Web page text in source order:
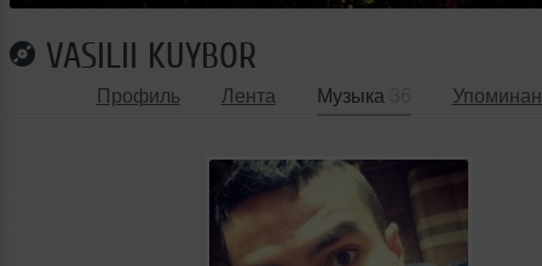
VASILII KUYBOR
Профиль Лента Музыка